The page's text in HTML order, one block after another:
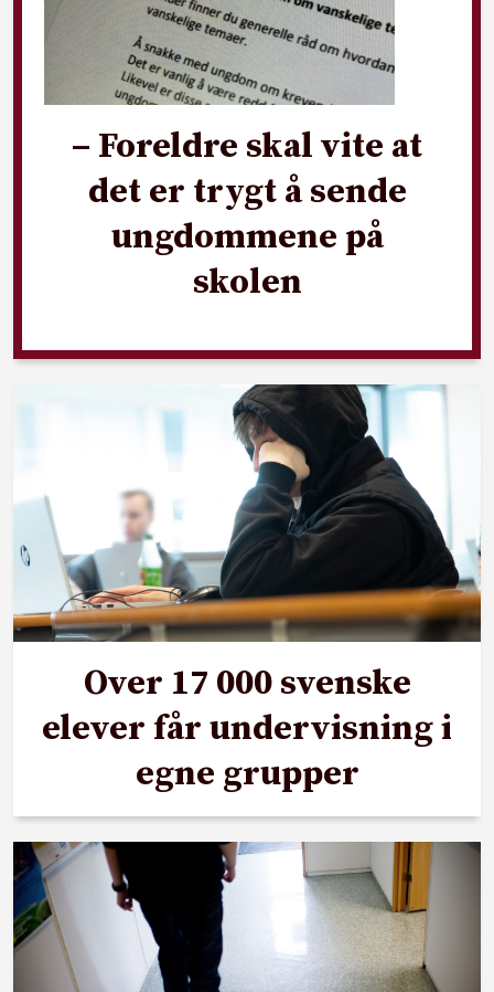
– Foreldre skal vite at
det er trygt å sende
ungdommene på
skolen
Over 17 000 svenske
elever får undervisning i
egne grupper